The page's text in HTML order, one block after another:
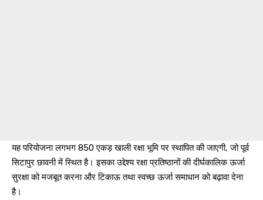
यह परियोजना लगभग 850 एकड़ खाली रक्षा भूमि पर स्थापित की जाएगी, जो पूर्व
सिटापुर छावनी में स्थित है। इसका उद्देश्य रक्षा प्रतिष्ठानों की दीर्घकालिक ऊर्जा
सुरक्षा को मजबूत करना और टिकाऊ तथा स्वच्छ ऊर्जा समाधान को बढ़ावा देना
है।